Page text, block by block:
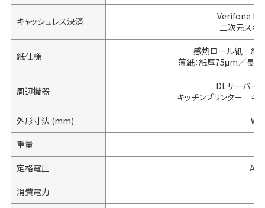
キャッシュレス決済
Verifone
二次元スキ
紙仕様
感熱ロール紙
薄紙：紙厚75μm／長
周辺機器
DLサーバー
キッチンプリンター キ
外形寸法 (mm)
W:
重量
定格電圧
消費電力